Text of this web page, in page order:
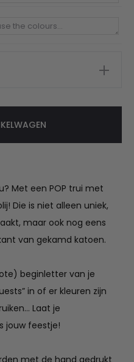
Met een POP trui met
Die is niet alleen uniek,
maar ook nog eens
van gekamd katoen.
beginletter van je
in of er kleuren zijn
Laat je
jouw feestje!
met de hand gedrukt